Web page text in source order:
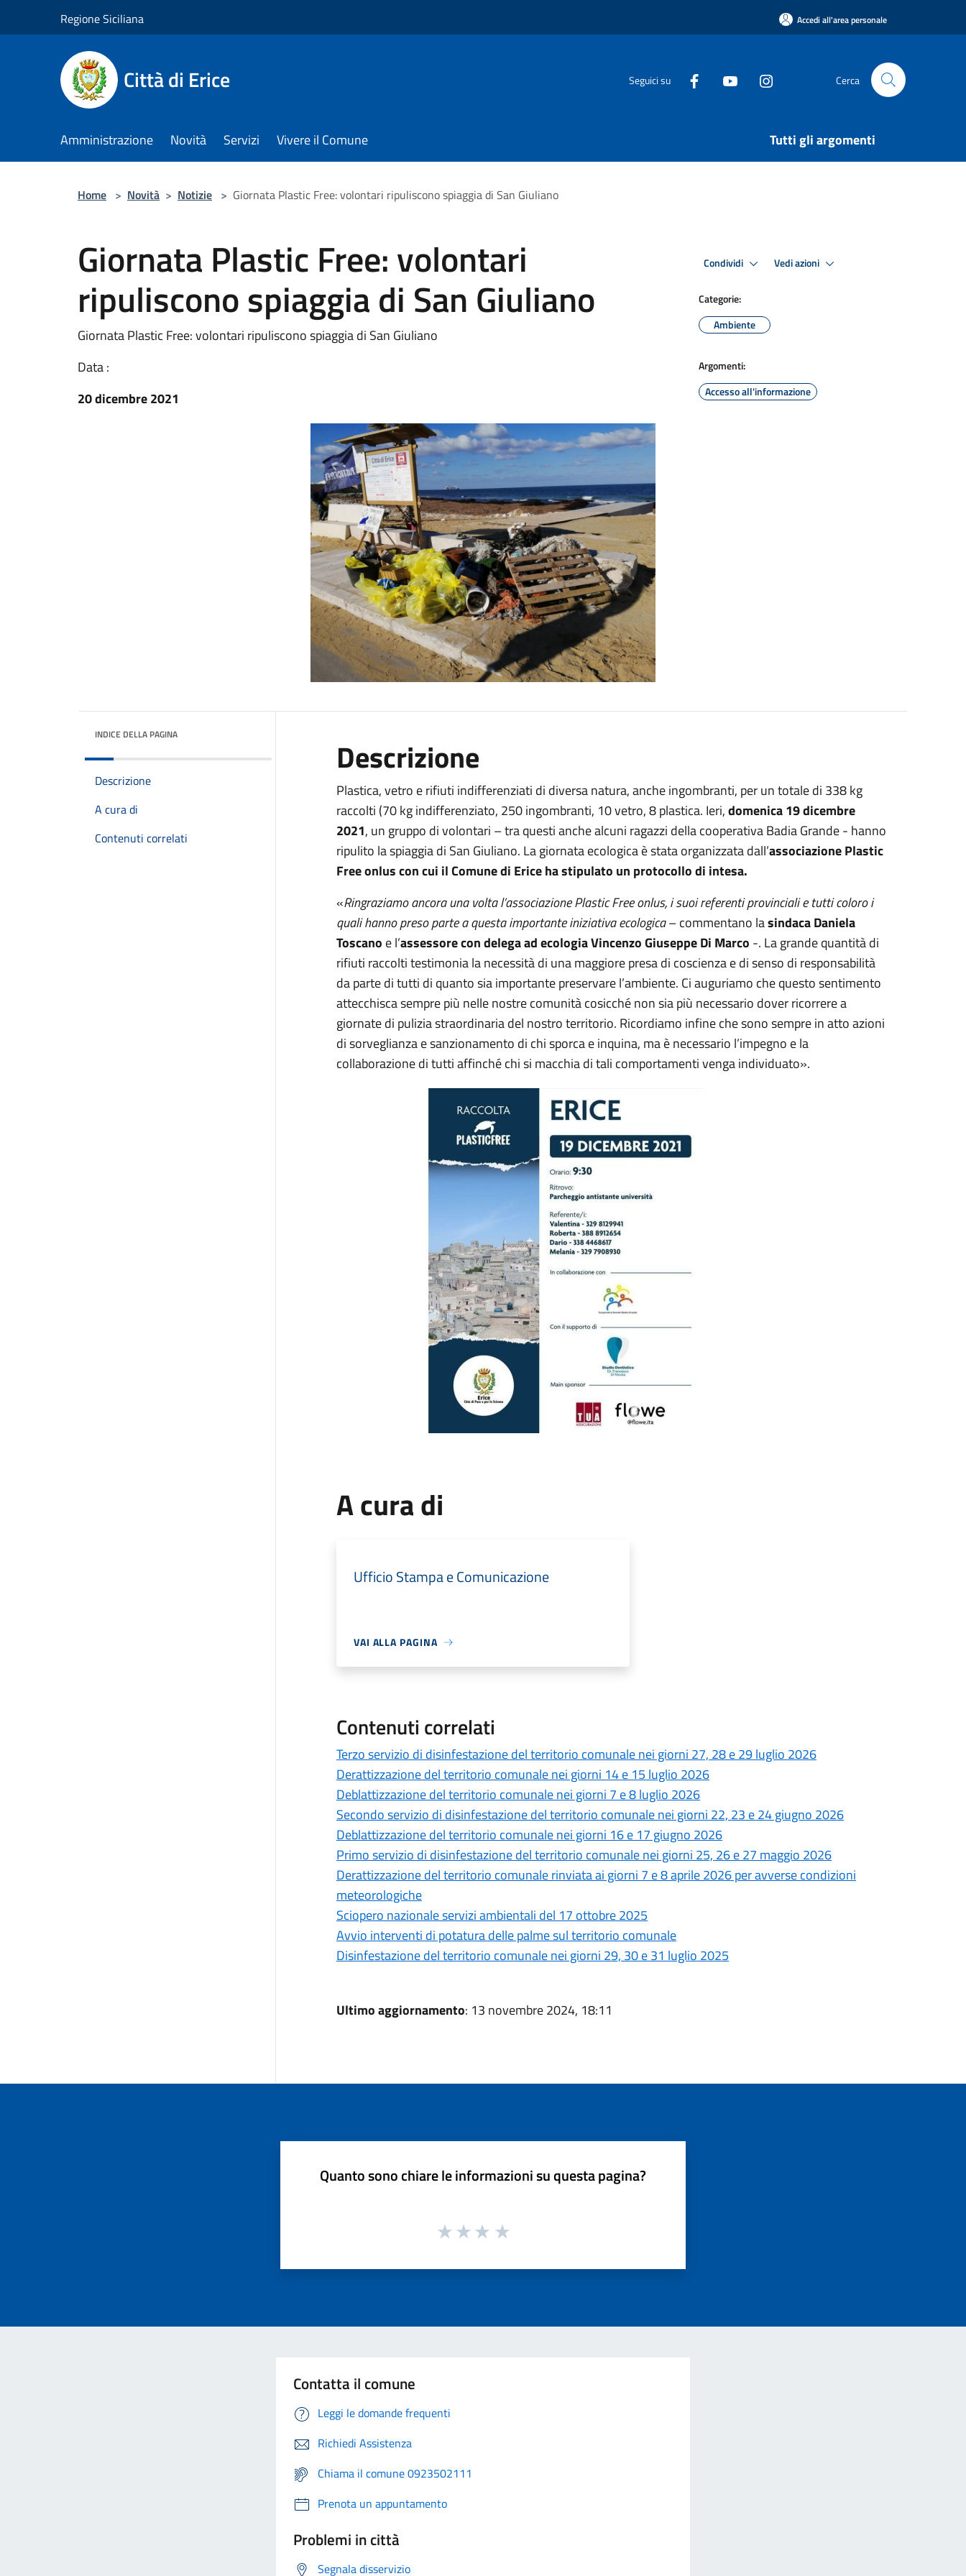
Regione Siciliana Accedi all'area personale
Città di Erice Seguici su Cerca
Amministrazione Novità Servizi Vivere il Comune Tutti gli argomenti
Home > Novità > Notizie > Giornata Plastic Free: volontari ripuliscono spiaggia di San Giuliano
Giornata Plastic Free: volontari
ripuliscono spiaggia di San Giuliano
Giornata Plastic Free: volontari ripuliscono spiaggia di San Giuliano
Data :
20 dicembre 2021
Condividi Vedi azioni
Categorie:
Ambiente
Argomenti:
Accesso all'informazione
INDICE DELLA PAGINA
Descrizione
A cura di
Contenuti correlati
Descrizione
Plastica, vetro e rifiuti indifferenziati di diversa natura, anche ingombranti, per un totale di 338 kg
raccolti (70 kg indifferenziato, 250 ingombranti, 10 vetro, 8 plastica. Ieri,domenica 19 dicembre
2021, un gruppo di volontari – tra questi anche alcuni ragazzi della cooperativa Badia Grande - hanno
ripulito la spiaggia di San Giuliano. La giornata ecologica è stata organizzata dall’associazione Plastic
Free onluscon cui ilComune di Ericeha stipulato un protocollo di intesa.
«Ringraziamo ancora una volta l’associazione Plastic Free onlus, i suoi referenti provinciali e tutti coloro i
quali hanno preso parte a questa importante iniziativa ecologica– commentano lasindaca Daniela
Toscano e l’assessore con delega ad ecologia Vincenzo Giuseppe Di Marco -. La grande quantità di
rifiuti raccolti testimonia la necessità di una maggiore presa di coscienza e di senso di responsabilità
da parte di tutti di quanto sia importante preservare l’ambiente. Ci auguriamo che questo sentimento
attecchisca sempre più nelle nostre comunità cosicché non sia più necessario dover ricorrere a
giornate di pulizia straordinaria del nostro territorio. Ricordiamo infine che sono sempre in atto azioni
di sorveglianza e sanzionamento di chi sporca e inquina, ma è necessario l’impegno e la
collaborazione di tutti affinché chi si macchia di tali comportamenti venga individuato».
A cura di
Ufficio Stampa e Comunicazione
VAI ALLA PAGINA
Contenuti correlati
Terzo servizio di disinfestazione del territorio comunale nei giorni 27, 28 e 29 luglio 2026
Derattizzazione del territorio comunale nei giorni 14 e 15 luglio 2026
Deblattizzazione del territorio comunale nei giorni 7 e 8 luglio 2026
Secondo servizio di disinfestazione del territorio comunale nei giorni 22, 23 e 24 giugno 2026
Deblattizzazione del territorio comunale nei giorni 16 e 17 giugno 2026
Primo servizio di disinfestazione del territorio comunale nei giorni 25, 26 e 27 maggio 2026
Derattizzazione del territorio comunale rinviata ai giorni 7 e 8 aprile 2026 per avverse condizioni
meteorologiche
Sciopero nazionale servizi ambientali del 17 ottobre 2025
Avvio interventi di potatura delle palme sul territorio comunale
Disinfestazione del territorio comunale nei giorni 29, 30 e 31 luglio 2025
Ultimo aggiornamento: 13 novembre 2024, 18:11
Quanto sono chiare le informazioni su questa pagina?
Contatta il comune
Leggi le domande frequenti
Richiedi Assistenza
Chiama il comune 0923502111
Prenota un appuntamento
Problemi in città
Segnala disservizio